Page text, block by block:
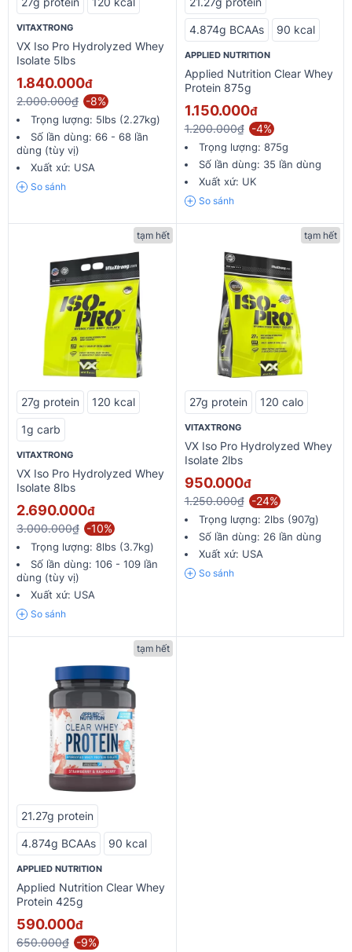
VITAXTRONG
VX Iso Pro Hydrolyzed Whey
Isolate 5lbs
1.840.000đ
2.000.000₫ -8%
Trọng lượng: 5lbs (2.27kg)
Số lần dùng: 66 - 68 lần
dùng (tùy vị)
Xuất xứ: USA
So sánh
4.874g BCAAs 90 kcal
APPLIED NUTRITION
Applied Nutrition Clear Whey
Protein 875g
1.150.000đ
1.200.000₫ -4%
Trọng lượng: 875g
Số lần dùng: 35 lần dùng
Xuất xứ: UK
So sánh
tạm hết
27g protein 120 kcal
1g carb
VITAXTRONG
VX Iso Pro Hydrolyzed Whey
Isolate 8lbs
2.690.000đ
3.000.000₫ -10%
Trọng lượng: 8lbs (3.7kg)
Số lần dùng: 106 - 109 lần
dùng (tùy vị)
Xuất xứ: USA
So sánh
tạm hết
27g protein 120 calo
VITAXTRONG
VX Iso Pro Hydrolyzed Whey
Isolate 2lbs
950.000đ
1.250.000₫ -24%
Trọng lượng: 2lbs (907g)
Số lần dùng: 26 lần dùng
Xuất xứ: USA
So sánh
tạm hết
21.27g protein
4.874g BCAAs 90 kcal
APPLIED NUTRITION
Applied Nutrition Clear Whey
Protein 425g
590.000đ
650.000₫ -9%